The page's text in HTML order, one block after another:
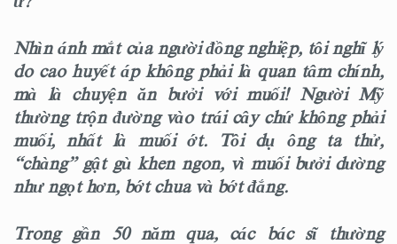
Nhìn ánh mắt của người đồng nghiệp, tôi nghĩ lý
do cao huyết áp không phải là quan tâm chính,
mà là chuyện ăn bưởi với muối! Người Mỹ
thường trộn đường vào trái cây chứ không phải
muối, nhất là muối ớt. Tôi dụ ông ta thử,
“chàng” gật gù khen ngon, vì muối bưởi dường
như ngọt hơn, bớt chua và bớt đắng.
Trong gần 50 năm qua, các bác sĩ thường